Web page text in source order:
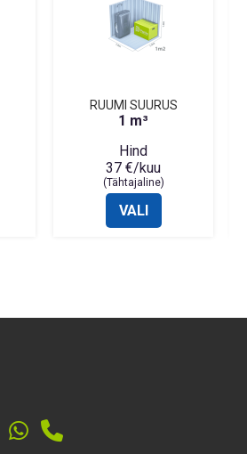
RUUMI SUURUS
1 m³
Hind
37 €/kuu
(Tähtajaline)
VALI